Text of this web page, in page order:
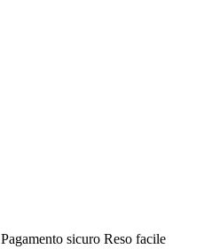
Pagamento sicuro Reso facile